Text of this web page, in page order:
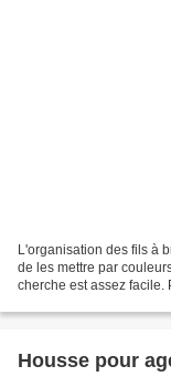
L'organisation des fils à
de les mettre par
cherche est assez facile.
Housse pour